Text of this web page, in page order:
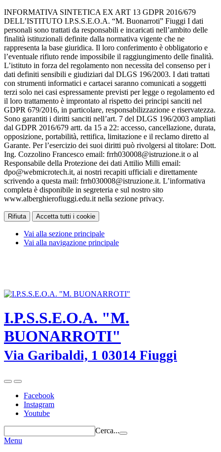
INFORMATIVA SINTETICA EX ART 13 GDPR 2016/679
DELL’ISTITUTO I.P.S.S.E.O.A. “M. Buonarroti” Fiuggi I dati
personali sono trattati da responsabili e incaricati nell’ambito delle
finalità istituzionali definite dalla normativa vigente che ne
rappresenta la base giuridica. Il loro conferimento è obbligatorio e
l’eventuale rifiuto rende impossibile il raggiungimento delle finalità.
L’istituto in forza del regolamento non necessita del consenso per i
dati definiti sensibili e giudiziari dal DLGS 196/2003. I dati trattati
con strumenti informatici e cartacei saranno comunicati a soggetti
terzi solo nei casi espressamente previsti per legge o regolamento ed
il loro trattamento è improntato al rispetto dei principi sanciti nel
GDPR 679/2016, in particolare, responsabilizzazione e riservatezza.
Sono garantiti i diritti sanciti nell’art. 7 del DLGS 196/2003 ampliati
dal GDPR 2016/679 artt. da 15 a 22: accesso, cancellazione, durata,
opposizione, portabilità, rettifica, limitazione e il reclamo diretto al
Garante. Per l’esercizio dei suoi diritti può rivolgersi al titolare: Dott.
Ing. Cozzolino Francesco email: frrh030008@istruzione.it o al
Responsabile della Protezione dei dati Attilio Milli email:
dpo@webmicrotech.it, ai nostri recapiti ufficiali e direttamente
scrivendo a questa mail: frrh030008@istruzione.it. L’informativa
completa è disponibile in segreteria e sul nostro sito
www.alberghierofiuggi.edu.it nella sezione privacy.
Rifiuta Accetta tutti i cookie
Vai alla sezione principale
Vai alla navigazione principale
I.P.S.S.E.O.A. "M.
BUONARROTI"
Via Garibaldi, 1 03014 Fiuggi
Facebook
Instagram
Youtube
Cerca...
Menu